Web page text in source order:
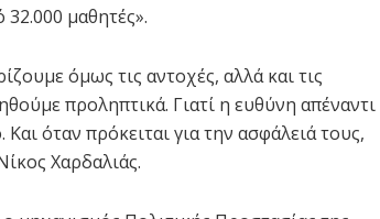
μαθητές».
όμως τις αντοχές, αλλά και τις
προληπτικά. Γιατί η ευθύνη απέναντι
όταν πρόκειται για την ασφάλειά τους,
Χαρδαλιάς.